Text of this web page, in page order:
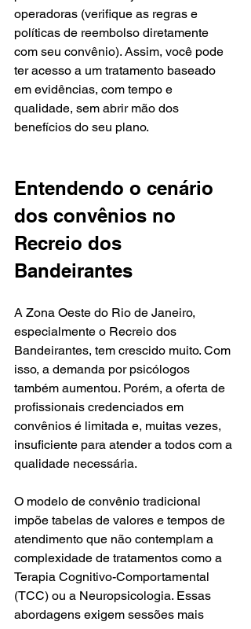
operadoras (verifique as regras e
políticas de reembolso diretamente
com seu convênio). Assim, você pode
ter acesso a um tratamento baseado
em evidências, com tempo e
qualidade, sem abrir mão dos
benefícios do seu plano.
Entendendo o cenário
dos convênios no
Recreio dos
Bandeirantes
A Zona Oeste do Rio de Janeiro,
especialmente o Recreio dos
Bandeirantes, tem crescido muito. Com
isso, a demanda por psicólogos
também aumentou. Porém, a oferta de
profissionais credenciados em
convênios é limitada e, muitas vezes,
insuficiente para atender a todos com a
qualidade necessária.
O modelo de convênio tradicional
impõe tabelas de valores e tempos de
atendimento que não contemplam a
complexidade de tratamentos como a
Terapia Cognitivo-Comportamental
(TCC) ou a Neuropsicologia. Essas
abordagens exigem sessões mais